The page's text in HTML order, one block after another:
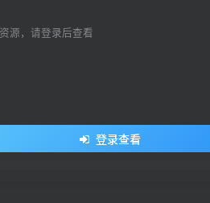
源，请登录后查看
登录查看
登录